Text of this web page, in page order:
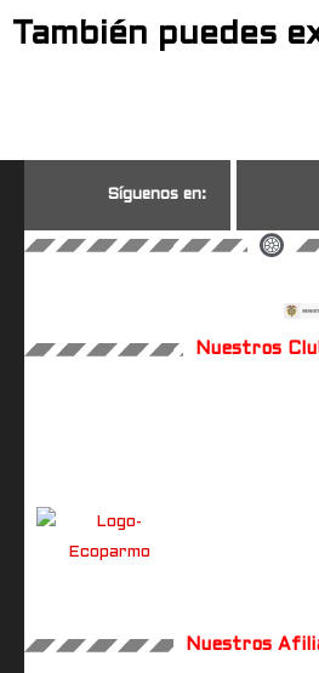
También puedes
S íguenos en:
Nuestros
Nuestros